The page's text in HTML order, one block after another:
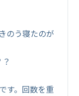
のう寝たのが
す。回数を重